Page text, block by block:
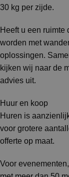
30 kg per zijde.
Heeft u een
worden met
oplossingen.
kijken wij naar de
advies uit.
Huur en koop
Huren is
voor grotere
offerte op maat.
Voor